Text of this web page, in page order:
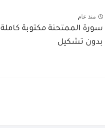
منذ عام
سورة الممتحنة مكتوبة كاملة
بدون تشكيل